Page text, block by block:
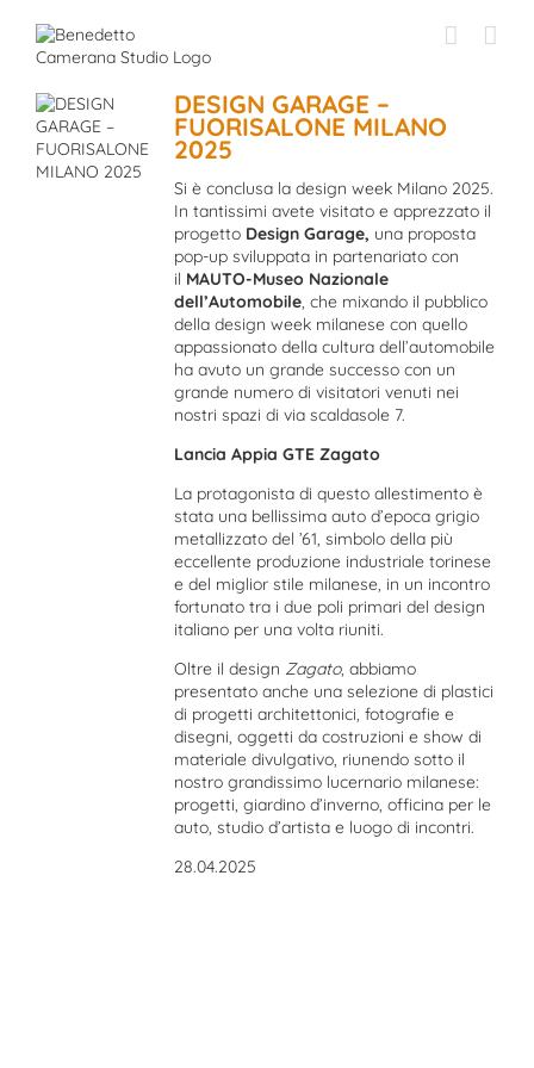
content
DESIGN GARAGE –
FUORISALONE MILANO
2025
Si è conclusa la design week Milano 2025.
In tantissimi avete visitato e apprezzato il
progetto Design Garage, una proposta
pop-up sviluppata in partenariato con
il MAUTO-Museo Nazionale
dell’Automobile, che mixando il pubblico
della design week milanese con quello
appassionato della cultura dell’automobile
ha avuto un grande successo con un
grande numero di visitatori venuti nei
nostri spazi di via scaldasole 7.
Lancia Appia GTE Zagato
La protagonista di questo allestimento è
stata una bellissima auto d’epoca grigio
metallizzato del ’61, simbolo della più
eccellente produzione industriale torinese
e del miglior stile milanese, in un incontro
fortunato tra i due poli primari del design
italiano per una volta riuniti.
Oltre il design Zagato, abbiamo
presentato anche una selezione di plastici
di progetti architettonici, fotografie e
disegni, oggetti da costruzioni e show di
materiale divulgativo, riunendo sotto il
nostro grandissimo lucernario milanese:
progetti, giardino d’inverno, officina per le
auto, studio d’artista e luogo di incontri.
28.04.2025